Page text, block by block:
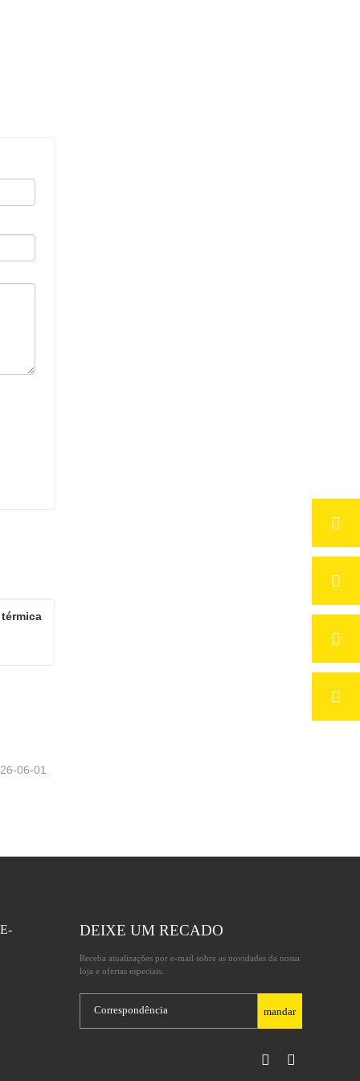
06-01
DEIXE UM RECADO
Receba atualizações por e-mail sobre as novidades da nossa
loja e ofertas especiais.
mandar